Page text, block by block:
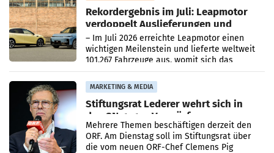
Rekordergebnis im Juli: Leapmotor
verdoppelt Auslieferungen und
überschreitet die 100.000er-Marke
– Im Juli 2026 erreichte Leapmotor einen
wichtigen Meilenstein und lieferte weltweit
101.267 Fahrzeuge aus, womit sich das
Ergebnis gegenüber Juli 2025 mehr als
verdoppelte (+102
MARKETING & MEDIA
Stiftungsrat Lederer wehrt sich in
den SN gegen Vorwürfe
Mehrere Themen beschäftigen derzeit den
ORF. Am Dienstag soll im Stiftungsrat über
die vom neuen ORF-Chef Clemens Pig